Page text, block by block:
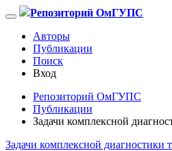
Репозиторий ОмГУПС
Авторы
Публикации
Поиск
Вход
Репозиторий ОмГУПС
Публикации
Задачи комплексной
Задачи комплексной диагностики